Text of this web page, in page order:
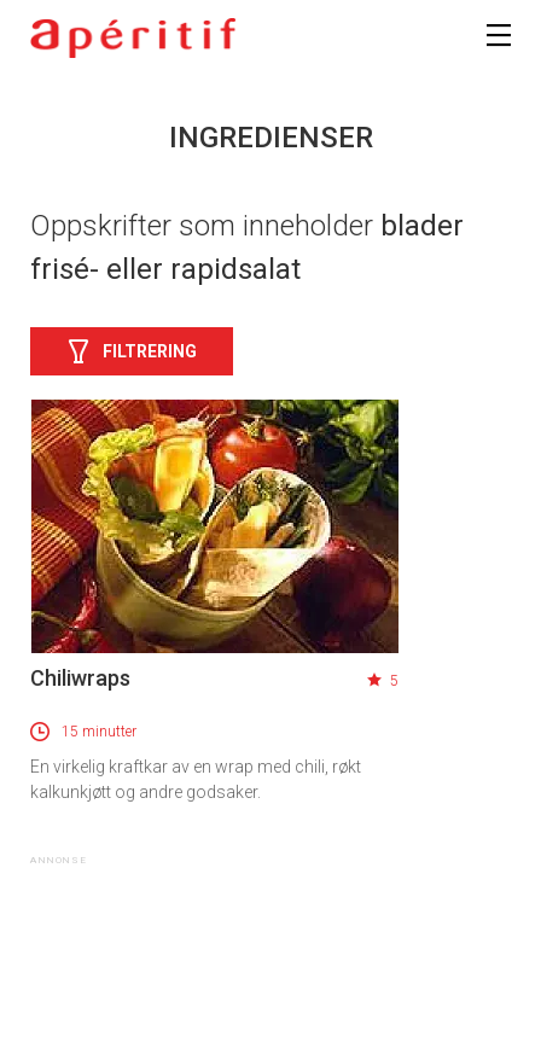
INGREDIENSER
Oppskrifter som inneholder blader
frisé- eller rapidsalat
FILTRERING
Chiliwraps 5
15 minutter
En virkelig kraftkar av en wrap med chili, røkt
kalkunkjøtt og andre godsaker.